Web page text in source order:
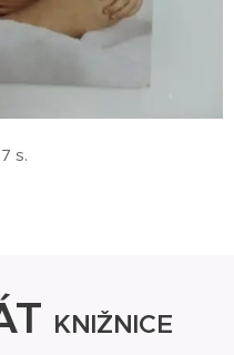
s.
KNIŽNICE